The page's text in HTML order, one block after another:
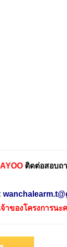
ติดต่อสอบถ
าของโครงการนะ